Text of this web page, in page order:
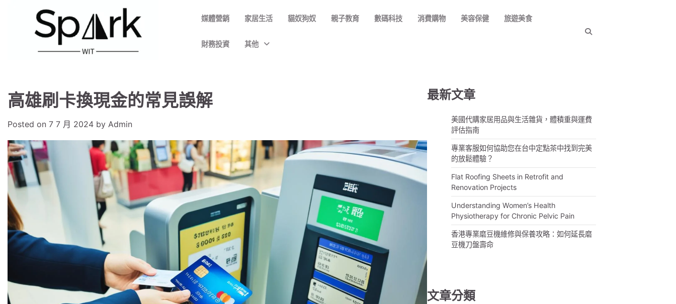
媒體營銷 家居生活 貓奴狗奴 親子教育 數碼科技 消費購物 美容保健 旅遊美食
財務投資 其他
高雄刷卡換現金的常見誤解
Posted on 7 7 月 2024 by Admin
最新文章
美國代購家居用品與生活雜貨，體積重與運費
評估指南
專業客服如何協助您在台中定點茶中找到完美
的放鬆體驗？
Flat Roofing Sheets in Retrofit and
Renovation Projects
Understanding Women’s Health
Physiotherapy for Chronic Pelvic Pain
香港專業磨豆機維修與保養攻略：如何延長磨
豆機刀盤壽命
文章分類